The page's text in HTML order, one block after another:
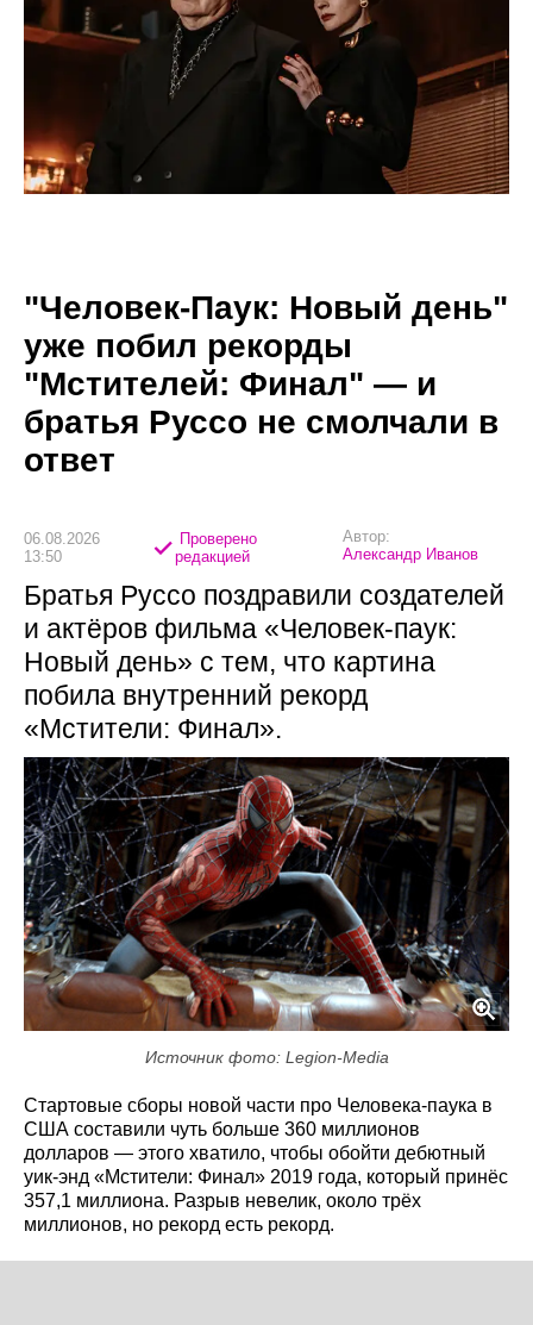
"Человек-Паук: Новый день"
уже побил рекорды
"Мстителей: Финал" — и
братья Руссо не смолчали в
ответ
06.08.2026
13:50
Проверено
редакцией
Автор:
Александр Иванов
Братья Руссо поздравили создателей
и актёров фильма «Человек-паук:
Новый день» с тем, что картина
побила внутренний рекорд
«Мстители: Финал».
Источник фото: Legion-Media
Стартовые сборы новой части про Человека-паука в
США составили чуть больше 360 миллионов
долларов — этого хватило, чтобы обойти дебютный
уик-энд «Мстители: Финал» 2019 года, который принёс
357,1 миллиона. Разрыв невелик, около трёх
миллионов, но рекорд есть рекорд.